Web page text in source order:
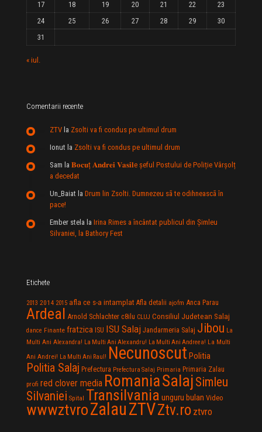
17
18 19 20 21 22
23
24
25 26 27 28 29
30
31
« iul.
Comentarii recente
ZTV la Zsolti va fi condus pe ultimul drum
Ionut la Zsolti va fi condus pe ultimul drum
Sam la 𝐁𝐨𝐜𝐮ț 𝐀𝐧𝐝𝐫𝐞𝐢 𝐕𝐚𝐬𝐢𝐥e şeful Postului de Poliție Vârșolț
a decedat
Un_Baiat la Drum lin Zsolti. Dumnezeu sã te odihneascã în
pace!
Ember stela la Irina Rimes a încântat publicul din Şimleu
Silvaniei, la Bathory Fest
Etichete
2013 2014 2015 afla ce s-a intamplat Afla detalii ajofm Anca Parau
Ardeal Arnold Schlachter c8ilu CLUJ Consiliul Judetean Salaj
dance Finante fratzica ISU ISU Salaj Jandarmeria Salaj Jibou La
Multi Ani Alexandra! La Multi Ani Alexandru! La Multi Ani Andreea! La Multi
Ani Andrei! La Multi Ani Raul! Necunoscut Politia
Politia Salaj Prefectura Prefectura Salaj Primaria Primaria Zalau
profi red clover media RomaniaSalaj Simleu
Silvaniei Spital Transilvania unguru bulan Video
wwwztvroZalauZTVZtv.ro ztvro